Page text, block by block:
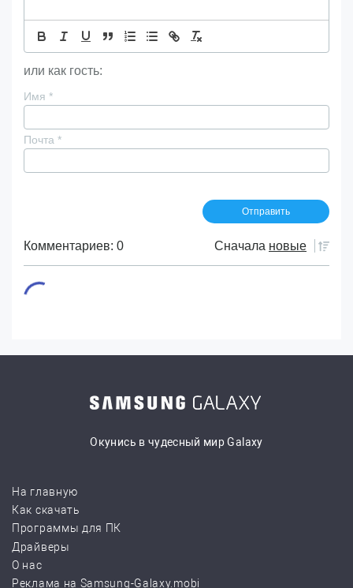
или как гость:
Имя *
Почта *
Комментариев: 0 Сначала новые
Окунись в чудесный мир Galaxy
На главную
Как скачать
Программы для ПК
Драйверы
О нас
Реклама на Samsung-Galaxy.mobi